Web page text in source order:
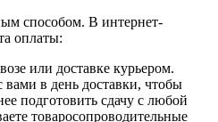
способом. В интернет-
оплаты:
или доставке курьером.
вами в день доставки, чтобы
подготовить сдачу с любой
товаросопроводительные